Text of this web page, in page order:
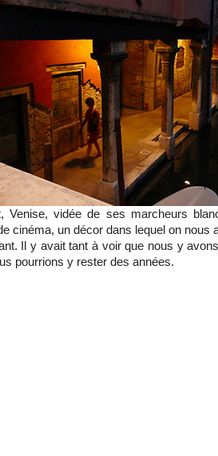
Venise, vidée de ses marcheurs
cinéma, un décor dans lequel on nous
Il y avait tant à voir que nous y
pourrions y rester des années.